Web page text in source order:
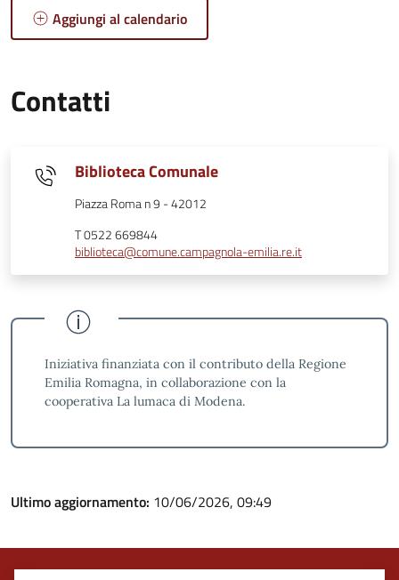
Aggiungi al calendario
Contatti
Biblioteca Comunale
Piazza Roma n 9 - 42012
T 0522 669844
biblioteca@comune.campagnola-emilia.re.it
Iniziativa finanziata con il contributo della Regione
Emilia Romagna, in collaborazione con la
cooperativa La lumaca di Modena.
Ultimo aggiornamento: 10/06/2026, 09:49